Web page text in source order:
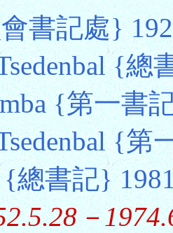
書記處}
{總
{第一書
{第
{總書記}
－